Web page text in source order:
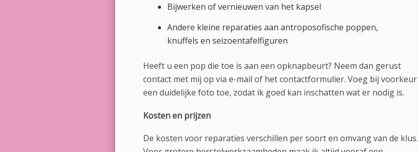
Bijwerken of vernieuwen van het kapsel
Andere kleine reparaties aan antroposofische poppen,
knuffels en seizoentafelfiguren
Heeft u een pop die toe is aan een opknapbeurt? Neem dan gerust
contact met mij op via e-mail of het contactformulier. Voeg bij voorkeur
een duidelijke foto toe, zodat ik goed kan inschatten wat er nodig is.
Kosten en prijzen
De kosten voor reparaties verschillen per soort en omvang van de klus.